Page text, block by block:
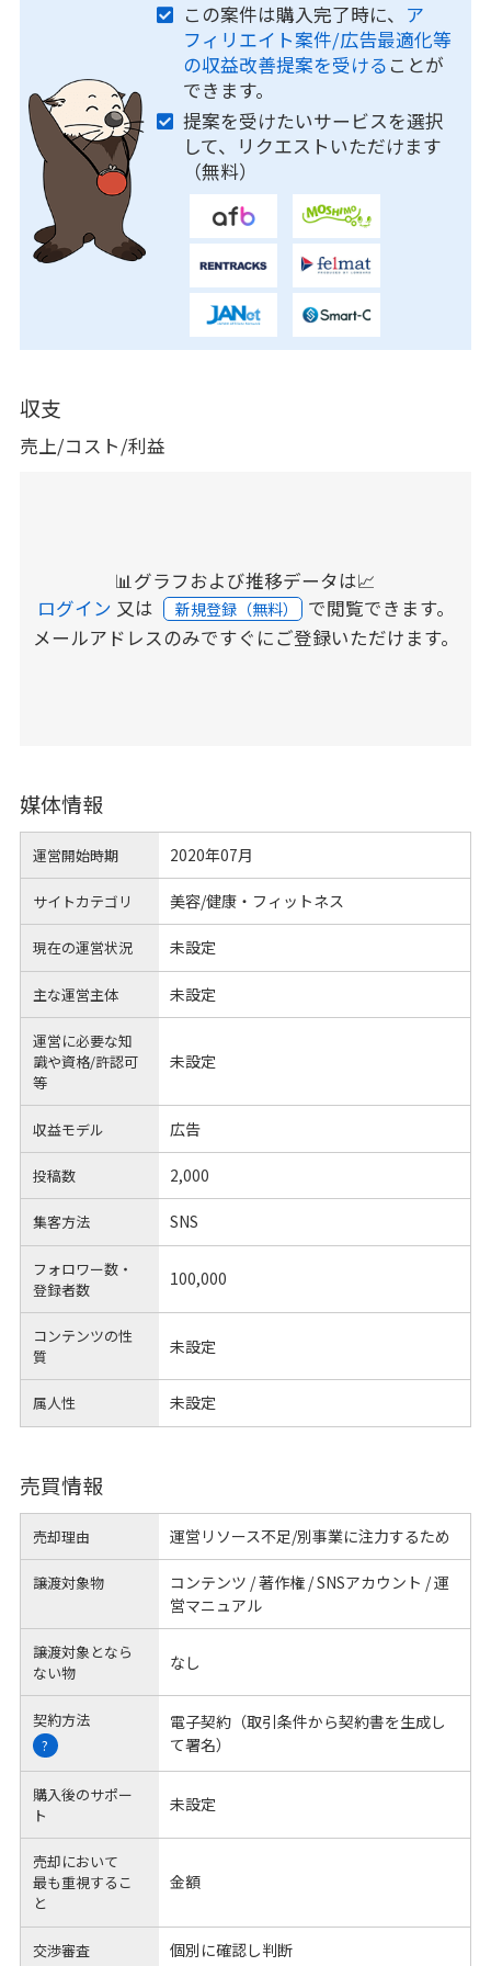
この案件は購入完了時に、 ア
フィリエイト案件/広告最適化等
の収益改善提案を受ける ことが
できます。
提案を受けたいサービスを選択
して、リクエストいただけます
（無料）
収支
売上/コスト/利益
📊グラフおよび推移データは📈
ログイン 又は 新規登録（無料） で閲覧できます。
メールアドレスのみですぐにご登録いただけます。
媒体情報
運営開始時期 2020年07月
サイトカテゴリ 美容/健康・フィットネス
現在の運営状況 未設定
主な運営主体 未設定
運営に必要な知
識や資格/許認可
等
未設定
収益モデル 広告
投稿数 2,000
集客方法 SNS
フォロワー数・
登録者数
100,000
コンテンツの性
質
未設定
属人性 未設定
売買情報
売却理由 運営リソース不足/別事業に注力するため
譲渡対象物
コンテンツ / 著作権 / SNSアカウント / 運
営マニュアル
譲渡対象となら
ない物
なし
契約方法
?
電子契約（取引条件から契約書を生成し
て署名）
購入後のサポー
ト
未設定
売却において
最も重視するこ
と
金額
交渉審査 個別に確認し判断